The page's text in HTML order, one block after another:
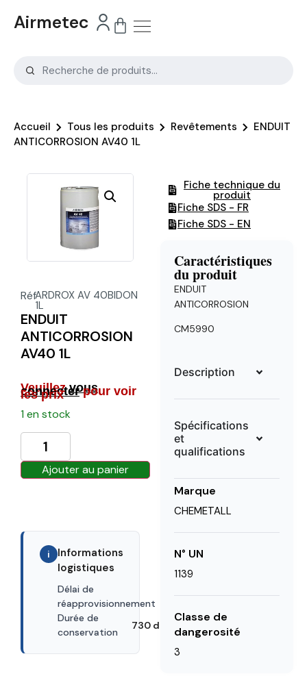
Airmetec
Accueil Tous les produits Revêtements
ENDUIT
ANTICORROSION AV40 1L
RéfARDROX AV 40BIDON
1L
ENDUIT
ANTICORROSION
AV40 1L
Veuillezvous
connecterpour voir
les prix
1 en stock
Ajouter au panier
i
Informations
logistiques
Délai de
réapprovisionnement
30 days
Durée de
conservation
730 days
Fiche technique du
produit
Fiche SDS - FR
Fiche SDS - EN
Caractéristiques
du produit
ENDUIT
ANTICORROSION
CM5990
Description
Spécifications
et
qualifications
Marque
CHEMETALL
N° UN
1139
Classe de
dangerosité
3